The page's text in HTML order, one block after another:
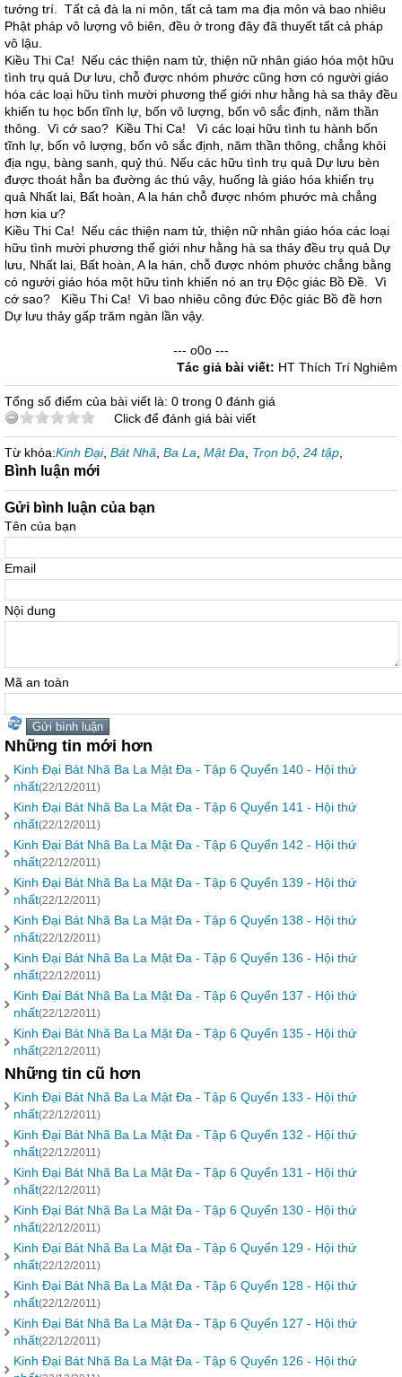
tướng trí. Tất cả đà la ni môn, tất cả tam ma địa môn và bao nhiêu
Phật pháp vô lượng vô biên, đều ở trong đây đã thuyết tất cả pháp
vô lậu.
Kiều Thi Ca! Nếu các thiện nam tử, thiện nữ nhân giáo hóa một hữu
tình trụ quả Dư lưu, chỗ được nhóm phước cũng hơn có người giáo
hóa các loại hữu tình mười phương thế giới như hằng hà sa thảy đều
khiến tu học bốn tĩnh lự, bốn vô lượng, bốn vô sắc định, năm thần
thông. Vì cớ sao? Kiều Thi Ca! Vì các loại hữu tình tu hành bốn
tĩnh lự, bốn vô lượng, bốn vô sắc định, năm thần thông, chẳng khỏi
địa ngụ, bàng sanh, quỷ thú. Nếu các hữu tình trụ quả Dự lưu bèn
được thoát hẳn ba đường ác thú vậy, huống là giáo hóa khiến trụ
quả Nhất lai, Bất hoàn, A la hán chỗ được nhóm phước mà chẳng
hơn kia ư?
Kiều Thi Ca! Nếu các thiện nam tử, thiện nữ nhân giáo hóa các loại
hữu tình mười phương thế giới như hằng hà sa thảy đều trụ quả Dự
lưu, Nhất lai, Bất hoàn, A la hán, chỗ được nhóm phước chẳng bằng
có người giáo hóa một hữu tình khiến nó an trụ Độc giác Bồ Đề. Vì
cớ sao? Kiều Thi Ca! Vì bao nhiêu công đức Độc giác Bồ đề hơn
Dự lưu thảy gấp trăm ngàn lần vậy.
--- o0o ---
Tác giả bài viết: HT Thích Trí Nghiêm
Tổng số điểm của bài viết là: 0 trong 0 đánh giá
Click để đánh giá bài viết
Từ khóa:Kinh Đại, Bát Nhã Ba La Mật Đa Trọn bộ 24 tập
Bình luận mới
Gửi bình luận của bạn
Tên của bạn
Email
Nội dung
Mã an toàn
Những tin mới hơn
Kinh Đại Bát Nhã Ba La Mật Đa - Tập 6 Quyển 140 - Hội thứ
nhất(22/12/2011)
Kinh Đại Bát Nhã Ba La Mật Đa - Tập 6 Quyển 141 - Hội thứ
nhất(22/12/2011)
Kinh Đại Bát Nhã Ba La Mật Đa - Tập 6 Quyển 142 - Hội thứ
nhất(22/12/2011)
Kinh Đại Bát Nhã Ba La Mật Đa - Tập 6 Quyển 139 - Hội thứ
nhất(22/12/2011)
Kinh Đại Bát Nhã Ba La Mật Đa - Tập 6 Quyển 138 - Hội thứ
nhất(22/12/2011)
Kinh Đại Bát Nhã Ba La Mật Đa - Tập 6 Quyển 136 - Hội thứ
nhất(22/12/2011)
Kinh Đại Bát Nhã Ba La Mật Đa - Tập 6 Quyển 137 - Hội thứ
nhất(22/12/2011)
Kinh Đại Bát Nhã Ba La Mật Đa - Tập 6 Quyển 135 - Hội thứ
nhất(22/12/2011)
Những tin cũ hơn
Kinh Đại Bát Nhã Ba La Mật Đa - Tập 6 Quyển 133 - Hội thứ
nhất(22/12/2011)
Kinh Đại Bát Nhã Ba La Mật Đa - Tập 6 Quyển 132 - Hội thứ
nhất(22/12/2011)
Kinh Đại Bát Nhã Ba La Mật Đa - Tập 6 Quyển 131 - Hội thứ
nhất(22/12/2011)
Kinh Đại Bát Nhã Ba La Mật Đa - Tập 6 Quyển 130 - Hội thứ
nhất(22/12/2011)
Kinh Đại Bát Nhã Ba La Mật Đa - Tập 6 Quyển 129 - Hội thứ
nhất(22/12/2011)
Kinh Đại Bát Nhã Ba La Mật Đa - Tập 6 Quyển 128 - Hội thứ
nhất(22/12/2011)
Kinh Đại Bát Nhã Ba La Mật Đa - Tập 6 Quyển 127 - Hội thứ
nhất(22/12/2011)
Kinh Đại Bát Nhã Ba La Mật Đa - Tập 6 Quyển 126 - Hội thứ